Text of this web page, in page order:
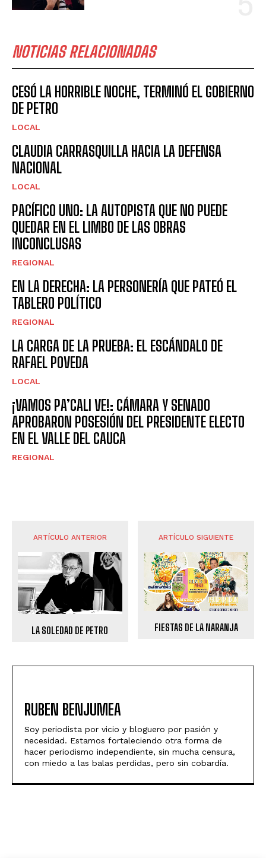
NOTICIAS RELACIONADAS
CESÓ LA HORRIBLE NOCHE, TERMINÓ EL GOBIERNO
DE PETRO
LOCAL
CLAUDIA CARRASQUILLA HACIA LA DEFENSA
NACIONAL
LOCAL
PACÍFICO UNO: LA AUTOPISTA QUE NO PUEDE
QUEDAR EN EL LIMBO DE LAS OBRAS
INCONCLUSAS
REGIONAL
EN LA DERECHA: LA PERSONERÍA QUE PATEÓ EL
TABLERO POLÍTICO
REGIONAL
LA CARGA DE LA PRUEBA: EL ESCÁNDALO DE
RAFAEL POVEDA
LOCAL
¡VAMOS PA’CALI VE!: CÁMARA Y SENADO
APROBARON POSESIÓN DEL PRESIDENTE ELECTO
EN EL VALLE DEL CAUCA
REGIONAL
ARTÍCULO ANTERIOR
LA SOLEDAD DE PETRO
ARTÍCULO SIGUIENTE
FIESTAS DE LA NARANJA
RUBEN BENJUMEA
Soy periodista por vicio y bloguero por pasión y
necesidad. Estamos fortaleciendo otra forma de
hacer periodismo independiente, sin mucha censura,
con miedo a las balas perdidas, pero sin cobardía.